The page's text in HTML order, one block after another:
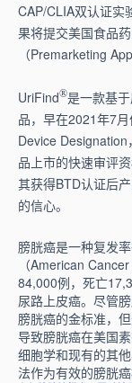
CAP/CLIA双认证实
果将提交美国食品
（Premarketing
UriFind®是一款基
品，早在2021年7
Device
品上市的快速审评
其获得BTD认证后
的信心。
膀胱癌是一种复发
（American
84,000例，死亡
尿路上皮癌。尽管
膀胱癌的金标准，
导致膀胱癌在美国
细胞学和现有的其
法作为有效的膀胱癌